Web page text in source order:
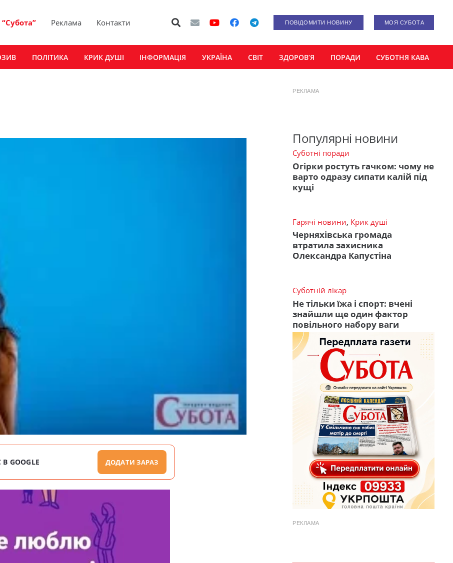
Реклама Контакти ПОВІДОМИТИ НОВИНУ МОЯ СУБОТА
ПОЛІТИКА КРИК ДУШІ ІНФОРМАЦІЯ УКРАЇНА СВІТ ЗДОРОВ’Я ПОРАДИ СУБОТНЯ КАВА
GOOGLE ДОДАТИ ЗАРАЗ
РЕКЛАМА
Популярні новини
Суботні поради
Огірки ростуть гачком: чому не
варто одразу сипати калій під
кущі
Гарячі новини, Крик душі
Черняхівська громада
втратила захисника
Олександра Капустіна
Суботній лікар
Не тільки їжа і спорт: вчені
знайшли ще один фактор
повільного набору ваги
РЕКЛАМА